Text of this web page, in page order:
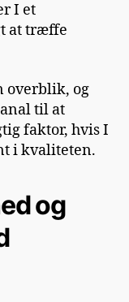
I et
at træffe
overblik, og
til at
faktor, hvis I
i kvaliteten.
og